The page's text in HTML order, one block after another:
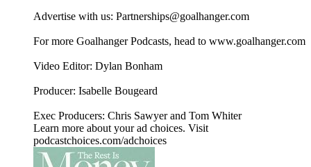
Advertise with us: ⁠⁠⁠⁠⁠⁠⁠⁠⁠⁠⁠⁠⁠⁠⁠⁠⁠⁠⁠⁠⁠⁠⁠⁠⁠⁠⁠⁠⁠Partnerships@goalhanger.com⁠
For more Goalhanger Podcasts, head to ⁠www.goalhanger.com⁠
Video Editor: Dylan Bonham
Producer: Isabelle Bougeard
Exec Producers: Chris Sawyer and Tom Whiter
Learn more about your ad choices. Visit
podcastchoices.com/adchoices